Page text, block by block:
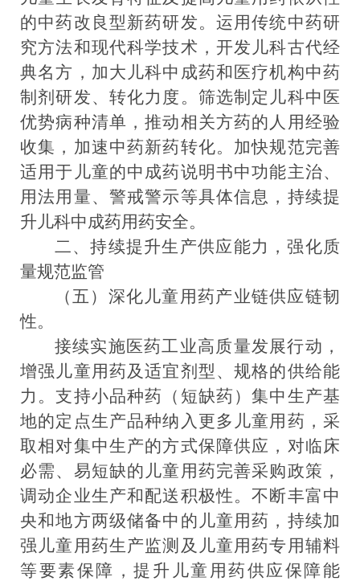
的中药改良型新药研发。运用传统中药研
究方法和现代科学技术，开发儿科古代经
典名方， 加大儿科中成药和医疗机构中药
制剂研发、转化力度 。筛选制定儿科中医
优势病种清单，推动相关方药的人用经验
收集，加速中药新药转化。 加快规范完善
适用于儿童的中成药说明书中功能主治、
用法用量、警戒警示等具体信息，持续提
升儿科中成药用药安全。
二、持续提升生产供应能力，强化质
量规范监管
（五）深化儿童用药产业链供应链韧
性。
接续实施医药工业高质量发展行动，
增强儿童用药及适宜剂型、规格的供给能
力。支持小品种药（短缺药）集中生产基
地的定点生产品种纳入更多儿童用药，采
取相对集中生产的方式保障供应，对临床
必需、易短缺的儿童用药完善采购政策，
调动企业生产和配送积极性。不断丰富中
央和地方两级储备中的儿童用药，持续加
强儿童用药生产监测及儿童用药专用辅料
等要素保障，提升儿童用药供应保障能